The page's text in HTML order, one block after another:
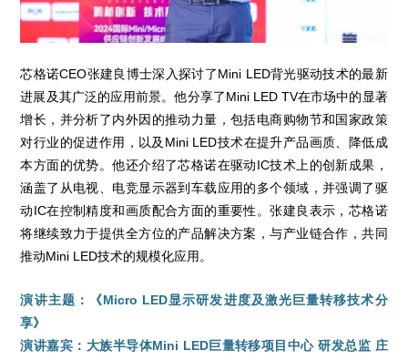
芯格诺CEO张建良博士深入探讨了Mini LED背光驱动技术的最新
进展及其广泛的应用前景。他分享了Mini LED TV在市场中的显著
增长，并分析了内外因的推动力量，包括电商购物节和国家政策
对行业的促进作用，以及Mini LED技术在提升产品画质、降低成
本方面的优势。他还介绍了芯格诺在驱动IC技术上的创新成果，
涵盖了从电视、电竞显示器到车载应用的多个领域，并强调了驱
动IC在控制精度和画质配合方面的重要性。张建良表示，芯格诺
将继续致力于提供全方位的产品解决方案，与产业链合作，共同
推动Mini LED技术的规模化应用。
演讲主题：《Micro LED显示研发进度及激光巨量转移技术分
享》
演讲嘉宾：大族半导体Mini LED巨量转移项目中心 研发总监 庄